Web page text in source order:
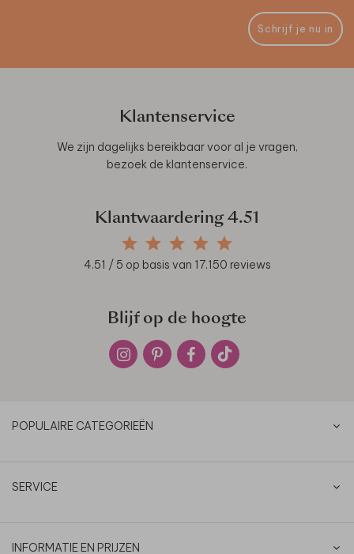
Schrijf je nu in
Klantenservice
We zijn dagelijks bereikbaar voor al je vragen,
bezoek de klantenservice.
Klantwaardering 4.51
4.51 / 5 op basis van 17.150 reviews
Blijf op de hoogte
POPULAIRE CATEGORIEËN
SERVICE
INFORMATIE EN PRIJZEN